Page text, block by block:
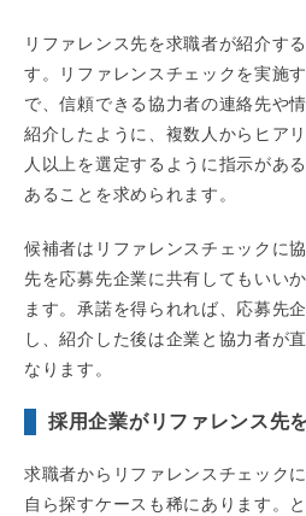
リファレンス先を求職者が紹介す
す。リファレンスチェックを実施
で、信頼できる協力者の連絡先や
紹介したように、複数人からヒア
人以上を選定するように指示があ
あることを求められます。
候補者はリファレンスチェックに
先を応募先企業に共有してもいい
ます。承諾を得られれば、応募先
し、紹介した後は企業と協力者が
なります。
採用企業がリファレンス先
求職者からリファレンスチェック
自ら探すケースも稀にあります。